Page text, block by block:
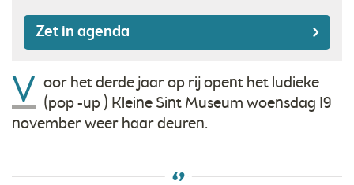
Zet in agenda
V oor het derde jaar op rij opent het ludieke
(pop -up ) Kleine Sint Museum woensdag 19
november weer haar deuren.